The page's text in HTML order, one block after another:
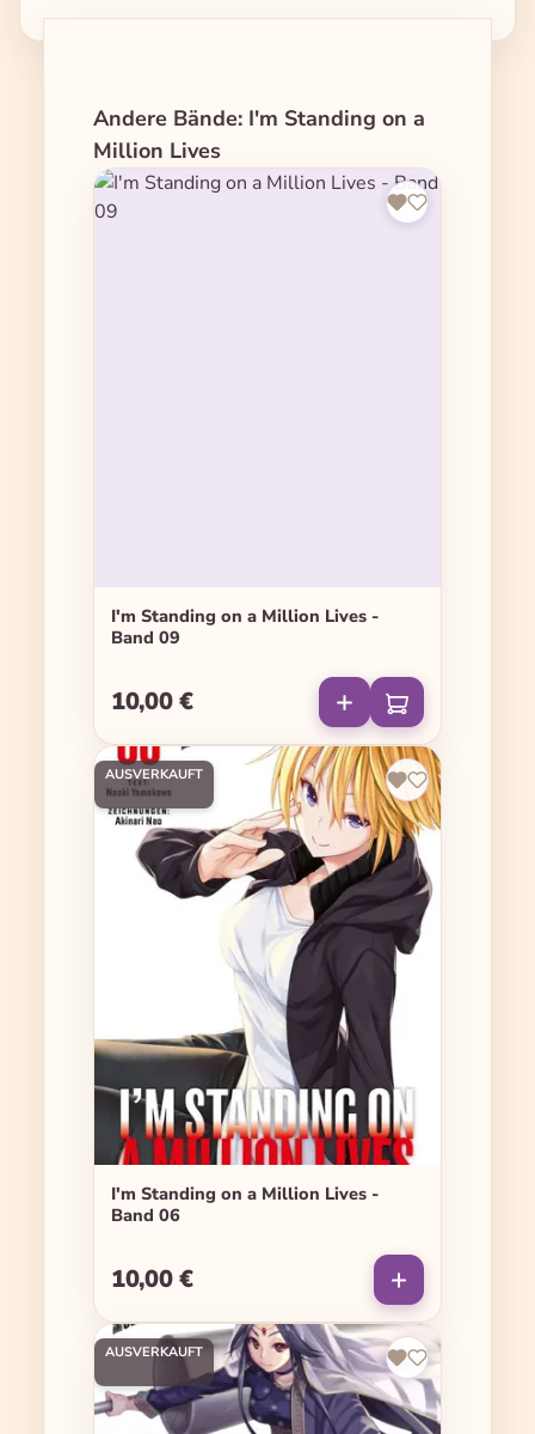
Produktgalerie überspringen
Andere Bände: I'm Standing on a
Million Lives
I'm Standing on a Million Lives -
Band 09
Regulärer Preis:
10,00 €
AUSVERKAUFT
I'm Standing on a Million Lives -
Band 06
Regulärer Preis:
10,00 €
AUSVERKAUFT